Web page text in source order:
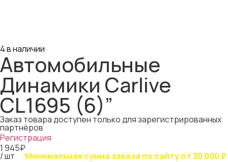
4 в наличии
Автомобильные
Динамики Carlive
CL1695 (6)”
Заказ товара доступен только для зарегистрированных
партнёров
Регистрация
1 945₽
/ шт
Минимальная сумма заказа по сайту от 30 000 ₽